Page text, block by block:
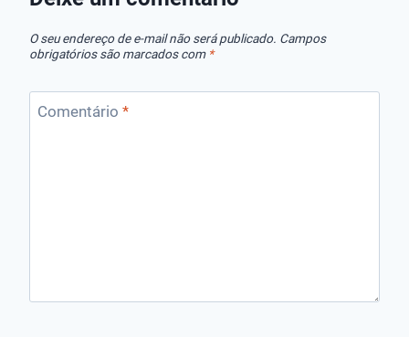
O seu endereço de e-mail não será publicado. Campos
obrigatórios são marcados com *
Comentário *